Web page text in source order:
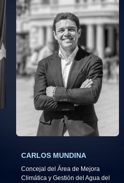
CARLOS MUNDINA
Concejal del Área de Mejora
Climática y Gestión del Agua del